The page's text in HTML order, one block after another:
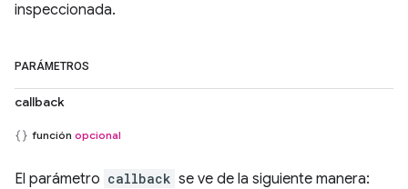
inspeccionada.
PARÁMETROS
callback
función opcional
El parámetro callback se ve de la siguiente manera: